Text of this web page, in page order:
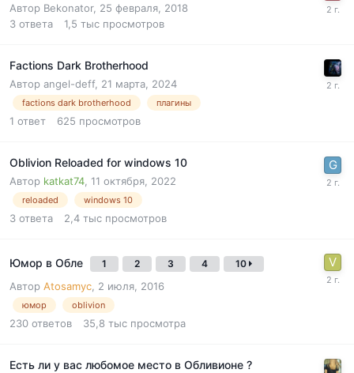
Автор Bekonator, 25 февраля, 2018
3 ответа 1,5 тыс просмотров
Factions Dark Brotherhood
Автор angel-deff, 21 марта, 2024
factions dark brotherhood плагины
1 ответ 625 просмотров
Oblivion Reloaded for windows 10
Автор katkat74 11 октября, 2022
reloaded windows 10
3 ответа 2,4 тыс просмотров
Юмор в Обле 1 2 3 4 10
Автор Atosamyc 2 июля, 2016
юмор oblivion
230 ответов 35,8 тыс просмотра
Есть ли у вас любомое место в Обливионе ?